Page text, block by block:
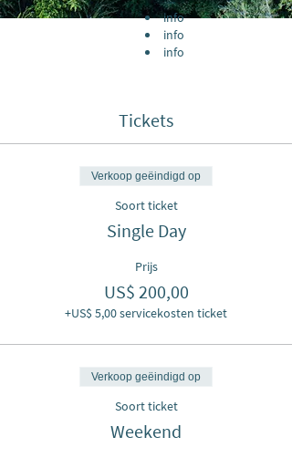
info
info
info
Tickets
Verkoop geëindigd op
Soort ticket
Single Day
Prijs
US$ 200,00
+US$ 5,00 servicekosten ticket
Verkoop geëindigd op
Soort ticket
Weekend